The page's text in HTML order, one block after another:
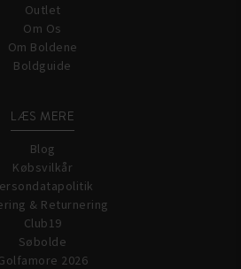
Outlet
Om Os
Om Boldene
Boldguide
LÆS MERE
Blog
Købsvilkår
& Returnering
Club19
Søbolde
2026